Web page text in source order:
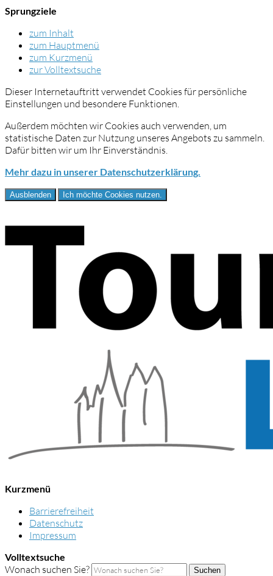
Sprungziele
zum Inhalt
zum Hauptmenü
zum Kurzmenü
zur Volltextsuche
Dieser Internetauftritt verwendet Cookies für persönliche
Einstellungen und besondere Funktionen.
Außerdem möchten wir Cookies auch verwenden, um
statistische Daten zur Nutzung unseres Angebots zu sammeln.
Dafür bitten wir um Ihr Einverständnis.
Mehr dazu in unserer Datenschutzerklärung.
Ausblenden Ich möchte Cookies nutzen.
Kurzmenü
Barrierefreiheit
Datenschutz
Impressum
Volltextsuche
Wonach suchen Sie? Suchen